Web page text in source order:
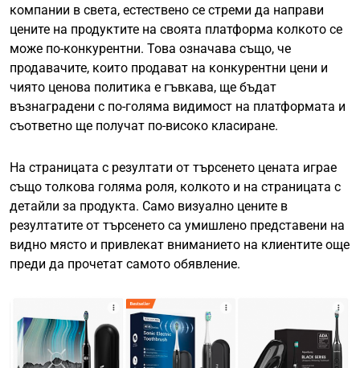
компании в света, естествено се стреми да направи
цените на продуктите на своята платформа колкото се
може по-конкурентни. Това означава също, че
продавачите, които продават на конкурентни цени и
чиято ценова политика е гъвкава, ще бъдат
възнаградени с по-голяма видимост на платформата и
съответно ще получат по-високо класиране.
На страницата с резултати от търсенето цената играе
също толкова голяма роля, колкото и на страницата с
детайли за продукта. Само визуално цените в
резултатите от търсенето са умишлено представени на
видно място и привлекат вниманието на клиентите още
преди да прочетат самото обявление.